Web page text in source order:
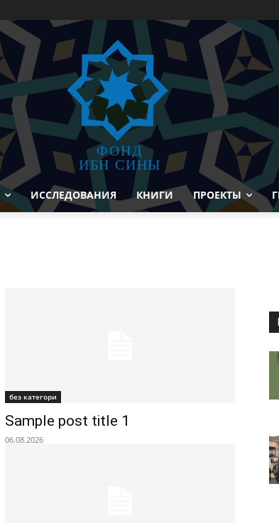
ФОНД
ИБН СИНЫ
ИССЛЕДОВАНИЯ КНИГИ ПРОЕКТЫ
без категори
Sample post title 1
06.08.2026